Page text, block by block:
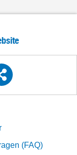
(FAQ)